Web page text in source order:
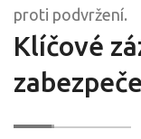
proti podvržení.
Klíčové